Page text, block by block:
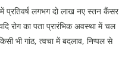
प्रतिवर्ष लगभग दो लाख नए स्तन कैंसर
रोग का पता प्रारंभिक अवस्था में चल
भी गांठ, त्वचा में बदलाव, निप्पल से